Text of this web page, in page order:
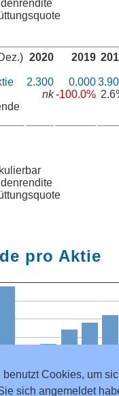
benutzt Cookies, um
sich angemeldet
2020
2.300
nk
2019
0.000
-100.0%
pro Aktie